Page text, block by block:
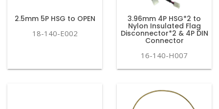
2.5mm 5P HSG to OPEN
18-140-E002
3.96mm 4P HSG*2 to
Nylon Insulated Flag
Disconnector*2 & 4P DIN
Connector
16-140-H007